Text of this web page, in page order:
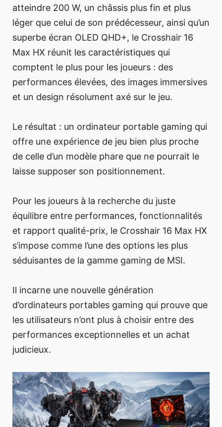
atteindre 200 W, un châssis plus fin et plus
léger que celui de son prédécesseur, ainsi qu’un
superbe écran OLED QHD+, le Crosshair 16
Max HX réunit les caractéristiques qui
comptent le plus pour les joueurs : des
performances élevées, des images immersives
et un design résolument axé sur le jeu.
Le résultat : un ordinateur portable gaming qui
offre une expérience de jeu bien plus proche
de celle d’un modèle phare que ne pourrait le
laisse supposer son positionnement.
Pour les joueurs à la recherche du juste
équilibre entre performances, fonctionnalités
et rapport qualité-prix, le Crosshair 16 Max HX
s’impose comme l’une des options les plus
séduisantes de la gamme gaming de MSI.
Il incarne une nouvelle génération
d’ordinateurs portables gaming qui prouve que
les utilisateurs n’ont plus à choisir entre des
performances exceptionnelles et un achat
judicieux.